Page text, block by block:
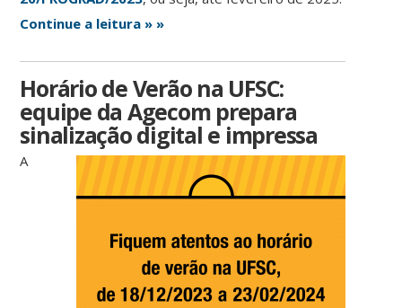
Continue a leitura » »
Horário de Verão na UFSC:
equipe da Agecom prepara
sinalização digital e impressa
A